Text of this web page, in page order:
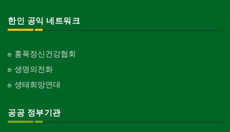
한인 공익 네트워크
홍푹정신건강협회
생명의전화
생태희망연대
공공 정부기관